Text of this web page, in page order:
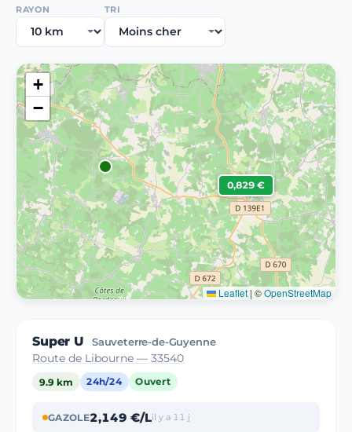
RAYON TRI
0,829 €
+
−
Leaflet | ©OpenStreetMap
Super U Sauveterre-de-Guyenne
Route de Libourne — 33540
9.9 km 24h/24 Ouvert
GAZOLE2,149 €/Lil y a 11 j